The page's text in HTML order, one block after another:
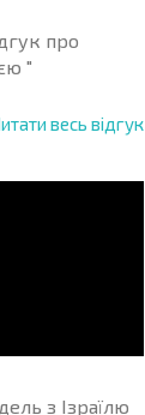
про
"
весь відгук
з Ізраїлю